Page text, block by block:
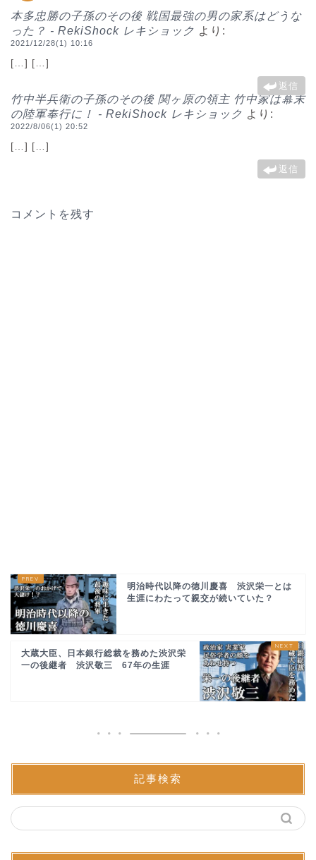
本多忠勝の子孫のその後 戦国最強の男の家系はどうな
った？ - RekiShock レキショック より:
2021/12/28(1) 10:16
[…] […]
返信
竹中半兵衛の子孫のその後 関ヶ原の領主 竹中家は幕末
の陸軍奉行に！ - RekiShock レキショック より:
2022/8/06(1) 20:52
[…] […]
返信
コメントを残す
明治時代以降の徳川慶喜 渋沢栄一とは
生涯にわたって親交が続いていた？
大蔵大臣、日本銀行総裁を務めた渋沢栄
一の後継者 渋沢敬三 67年の生涯
記事検索